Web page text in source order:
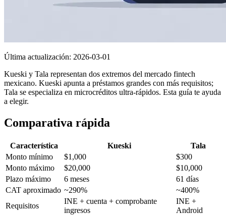
Última actualización: 2026-03-01
Kueski y Tala representan dos extremos del mercado fintech
mexicano. Kueski apunta a préstamos grandes con más requisitos;
Tala se especializa en microcréditos ultra-rápidos. Esta guía te ayuda
a elegir.
Comparativa rápida
Característica Kueski
Tala
Monto mínimo
$1,000
$300
Monto máximo
$20,000
$10,000
Plazo máximo
6 meses
61 días
CAT aproximado ~290%
~400%
Requisitos
INE + cuenta + comprobante
ingresos
INE +
Android